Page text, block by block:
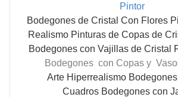
Pintor
Bodegones de Cristal Con Flores
Realismo Pinturas de Copas de
Bodegones con Vajillas de Cristal
Bodegones con Copas y
Arte Hiperrealismo
Cuadros Bodegones con